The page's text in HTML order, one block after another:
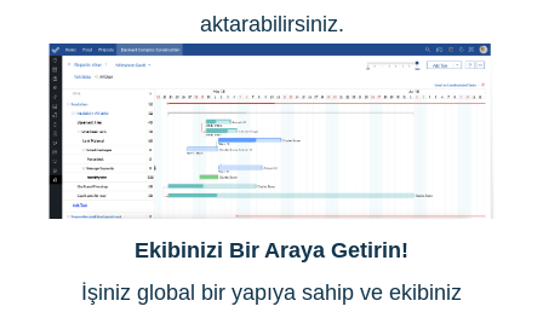
aktarabilirsiniz.
Ekibinizi Bir Araya Getirin!
İşiniz global bir yapıya sahip ve ekibiniz